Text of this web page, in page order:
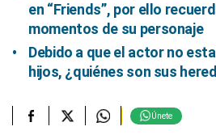
en “Friends”, por ello
momentos de su personaje
Debido a que el actor no
hijos, ¿quiénes son sus
Únete